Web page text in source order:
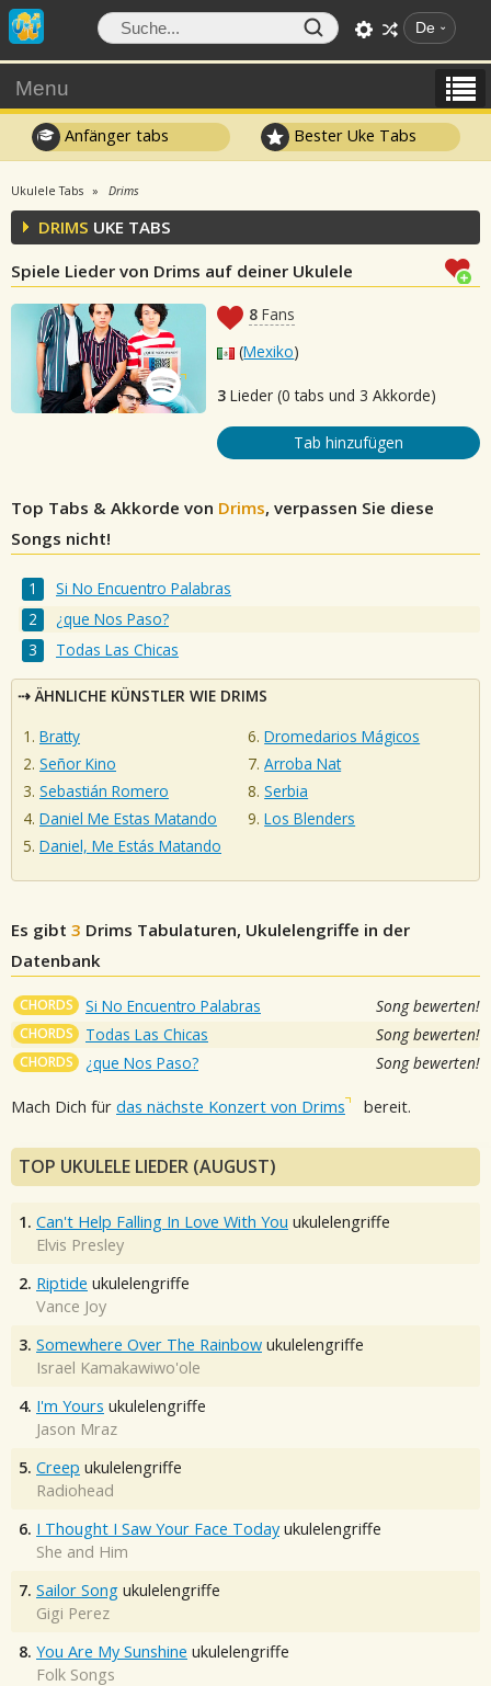
De
Menu
Anfänger tabs Bester Uke Tabs
Ukulele Tabs Drims
DRIMS UKE TABS
Spiele Lieder von Drims auf deiner Ukulele
8 Fans
(Mexiko)
3 Lieder (0 tabs und 3 Akkorde)
Tab hinzufügen
Top Tabs & Akkorde von Drims, verpassen Sie diese
Songs nicht!
Si No Encuentro Palabras
¿que Nos Paso?
Todas Las Chicas
ÄHNLICHE KÜNSTLER WIE DRIMS
Bratty
Señor Kino
Sebastián Romero
Daniel Me Estas Matando
Daniel, Me Estás Matando
Dromedarios Mágicos
Arroba Nat
Serbia
Los Blenders
Es gibt 3 Drims Tabulaturen, Ukulelengriffe in der
Datenbank
CHORDS Si No Encuentro Palabras Song bewerten!
CHORDS Todas Las Chicas Song bewerten!
CHORDS ¿que Nos Paso? Song bewerten!
Mach Dich für das nächste Konzert von Drims bereit.
TOP UKULELE LIEDER (AUGUST)
1. Can't Help Falling In Love With You ukulelengriffe
Elvis Presley
2. Riptide ukulelengriffe
Vance Joy
3. Somewhere Over The Rainbow ukulelengriffe
Israel Kamakawiwo'ole
4. I'm Yours ukulelengriffe
Jason Mraz
5. Creep ukulelengriffe
Radiohead
6. I Thought I Saw Your Face Today ukulelengriffe
She and Him
7. Sailor Song ukulelengriffe
Gigi Perez
8. You Are My Sunshine ukulelengriffe
Folk Songs